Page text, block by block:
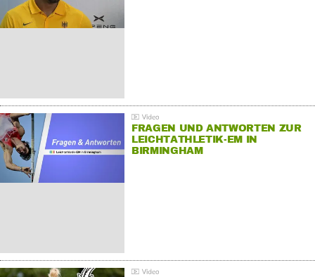
FRAGEN UND ANTWORTEN ZUR
LEICHTATHLETIK-EM IN
BIRMINGHAM